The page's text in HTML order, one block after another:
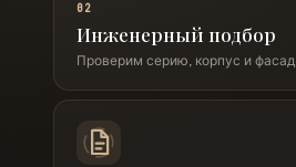
02
Инженерный подбор
Проверим серию, корпус и фасад